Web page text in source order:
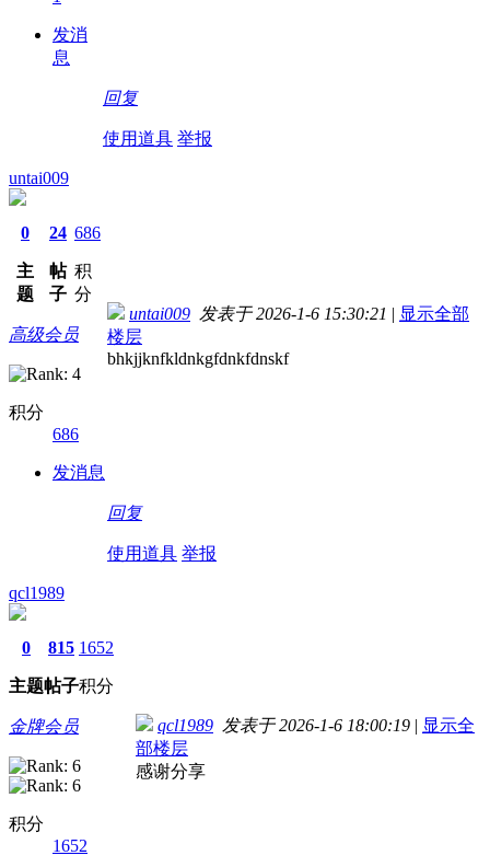
发消
息
回复
使用道具 举报
untai009
0
主
题
24
帖
子
686
积
分
高级会员
积分
686
发消息
untai009 发表于 2026-1-6 15:30:21 | 显示全部
楼层
bhkjjknfkldnkgfdnkfdnskf
回复
使用道具 举报
qcl1989
0
主题
815
帖子
1652
积分
金牌会员
积分
1652
qcl1989 发表于 2026-1-6 18:00:19 | 显示全
部楼层
感谢分享